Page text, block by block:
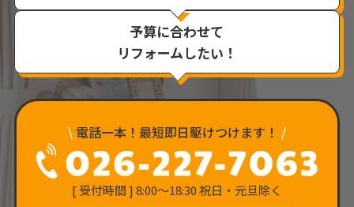
予算に合わせて
リフォームしたい！
\ 電話一本！最短即日駆けつけます！ /
[ 受付時間 ] 8:00〜18:30 祝日・元旦除く